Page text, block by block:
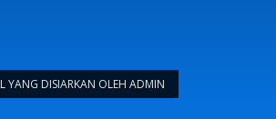
YANG DISIARKAN OLEH ADMIN